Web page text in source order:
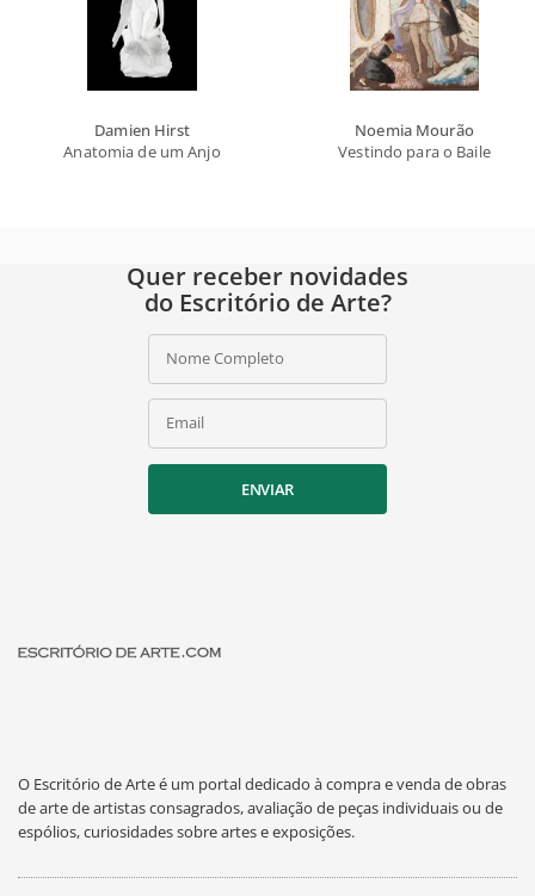
Damien Hirst
Anatomia de um Anjo
Noemia Mourão
Vestindo para o Baile
Quer receber novidades
do Escritório de Arte?
Nome Completo
Email
ENVIAR
O Escritório de Arte é um portal dedicado à compra e venda de obras
de arte de artistas consagrados, avaliação de peças individuais ou de
espólios, curiosidades sobre artes e exposições.